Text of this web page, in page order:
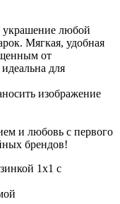
любой
Мягкая, удобная
от
для
изображение
и любовь с первого
брендов!
1x1 с